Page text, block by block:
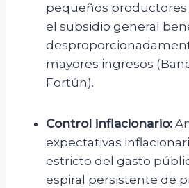
pequeños productores
el subsidio general
mayores ingresos
Fortún).
Control inflacionario:
expectativas
estricto del gasto
espiral persistente de